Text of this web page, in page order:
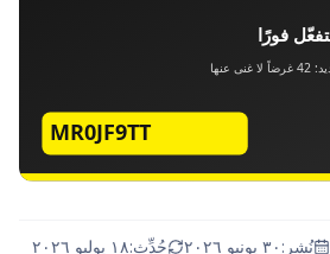
نُشر: ٣٠ يونيو ٢٠٢٦ حُدِّث:١٨ يوليو ٢٠٢٦